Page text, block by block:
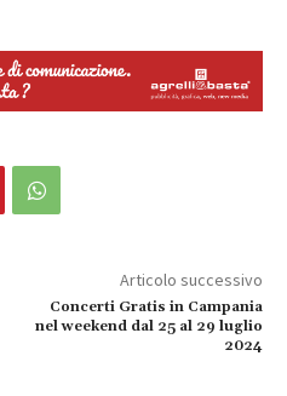
Articolo successivo
Concerti Gratis in Campania
nel weekend dal 25 al 29 luglio
2024